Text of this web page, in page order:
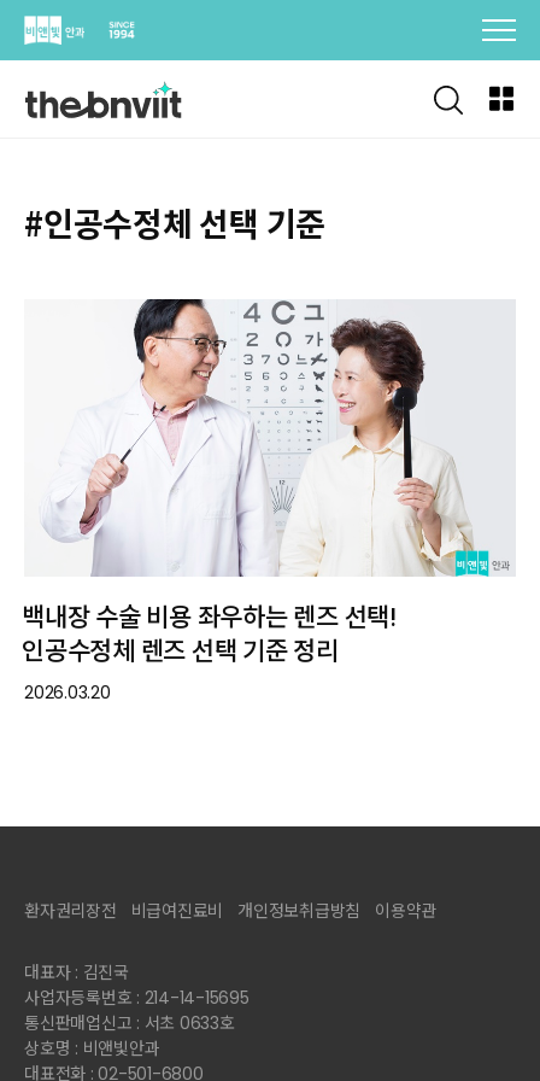
Skip
#인공수정체 선택 기준
백내장 수술 비용 좌우하는 렌즈 선택!
인공수정체 렌즈 선택 기준 정리
2026.03.20
환자권리장전 비급여진료비 개인정보취급방침 이용약관
대표자 : 김진국
사업자등록번호 : 214-14-15695
통신판매업신고 : 서초 0633호
상호명 : 비앤빛안과
대표전화 : 02-501-6800